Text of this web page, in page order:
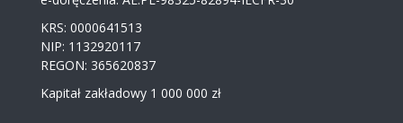
KRS: 0000641513
NIP: 1132920117
REGON: 365620837
Kapitał zakładowy 1 000 000 zł